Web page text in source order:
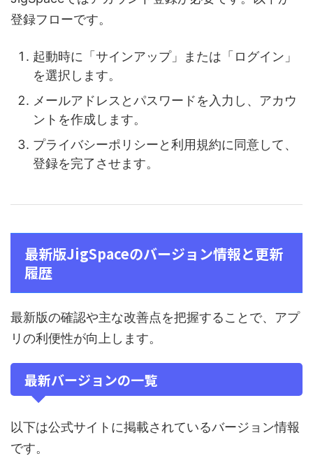
登録フローです。
起動時に「サインアップ」または「ログイン」
を選択します。
メールアドレスとパスワードを入力し、アカウ
ントを作成します。
プライバシーポリシーと利用規約に同意して、
登録を完了させます。
最新版JigSpaceのバージョン情報と更新
履歴
最新版の確認や主な改善点を把握することで、アプ
リの利便性が向上します。
最新バージョンの一覧
以下は公式サイトに掲載されているバージョン情報
です。